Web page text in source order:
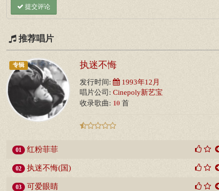
提交评论
推荐唱片
专辑 执迷不悔
发行时间: 1993年12月
唱片公司: Cinepoly新艺宝
收录歌曲: 10 首
01 红粉菲菲
02 执迷不悔(国)
03 可爱眼睛